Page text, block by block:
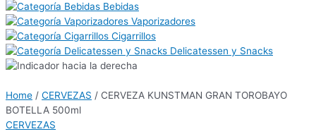
Bebidas
Vaporizadores
Cigarrillos
Delicatessen y Snacks
Home / CERVEZAS / CERVEZA KUNSTMAN GRAN TOROBAYO
BOTELLA 500ml
CERVEZAS